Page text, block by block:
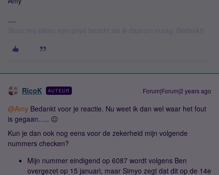
RicoK AUTEUR Forum|Forum|2 years ago
@Amy Bedankt voor je reactie. Nu weet ik dan wel waar het fout
is gegaan….. 😐
Kun je dan ook nog eens voor de zekerheid mijn volgende
nummers checken?
Mijn nummer eindigend op 6087 wordt volgens Ben
overgezet op 15 januari, maar Simyo zegt dat dit op de 14e